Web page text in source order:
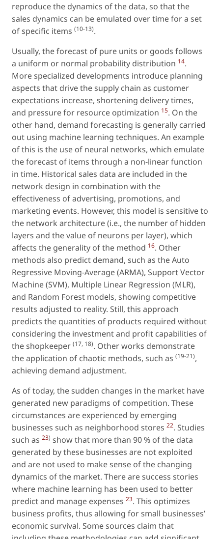
reproduce the dynamics of the data, so that the
sales dynamics can be emulated over time for a set
of specific items (10-13).
Usually, the forecast of pure units or goods follows
a uniform or normal probability distribution 14.
More specialized developments introduce planning
aspects that drive the supply chain as customer
expectations increase, shortening delivery times,
and pressure for resource optimization 15. On the
other hand, demand forecasting is generally carried
out using machine learning techniques. An example
of this is the use of neural networks, which emulate
the forecast of items through a non-linear function
in time. Historical sales data are included in the
network design in combination with the
effectiveness of advertising, promotions, and
marketing events. However, this model is sensitive to
the network architecture (i.e., the number of hidden
layers and the value of neurons per layer), which
affects the generality of the method 16. Other
methods also predict demand, such as the Auto
Regressive Moving-Average (ARMA), Support Vector
Machine (SVM), Multiple Linear Regression (MLR),
and Random Forest models, showing competitive
results adjusted to reality. Still, this approach
predicts the quantities of products required without
considering the investment and profit capabilities of
the shopkeeper (17, 18). Other works demonstrate
the application of chaotic methods, such as (19-21),
achieving demand adjustment.
As of today, the sudden changes in the market have
generated new paradigms of competition. These
circumstances are experienced by emerging
businesses such as neighborhood stores 22. Studies
such as 23) show that more than 90 % of the data
generated by these businesses are not exploited
and are not used to make sense of the changing
dynamics of the market. There are success stories
where machine learning has been used to better
predict and manage expenses 23. This optimizes
business profits, thus allowing for small businesses’
economic survival. Some sources claim that